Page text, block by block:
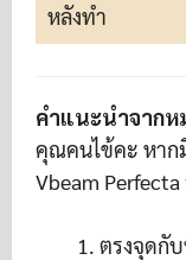
หลังทำ
คำแนะนำจากห
คุณคนไข้คะ หาก
Vbeam
ตรงจุดกั